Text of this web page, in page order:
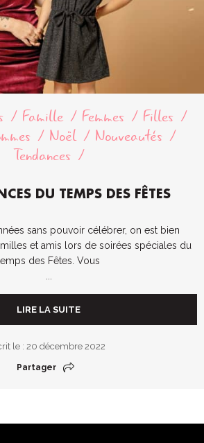
Famille Femmes
Filles
Noël
Nouveautés
Tendances
DU TEMPS DES FÊTES
sans pouvoir célébrer, on est bien
et amis lors de soirées spéciales du
des Fêtes. Vous
LIRE LA SUITE
le : 20 décembre 2022
Partager